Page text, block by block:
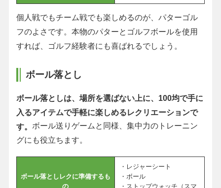
個人戦でもチーム戦でも楽しめるのが、パターゴル
フのよさです。本物のパターとゴルフボールを使用
すれば、ゴルフ経験者にも喜ばれるでしょう。
ボール落とし
ボール落としは、場所を選ばない上に、100均で手に
入るアイテムで手軽に楽しめるレクリエーションで
す。 ボール送りゲームと同様、集中力のトレーニン
グにも役立ちます。
ボール落としレクに準備するも
の
・レジャーシート
・ボール
・ストップウォッチ（スマ